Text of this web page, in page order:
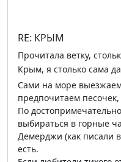
RE: КРЫМ
Прочитала ветку,
Крым, я столько сама
Сами на море
предпочитаем песочек,
По
выбираться в горные
Демерджи (как писали
есть.